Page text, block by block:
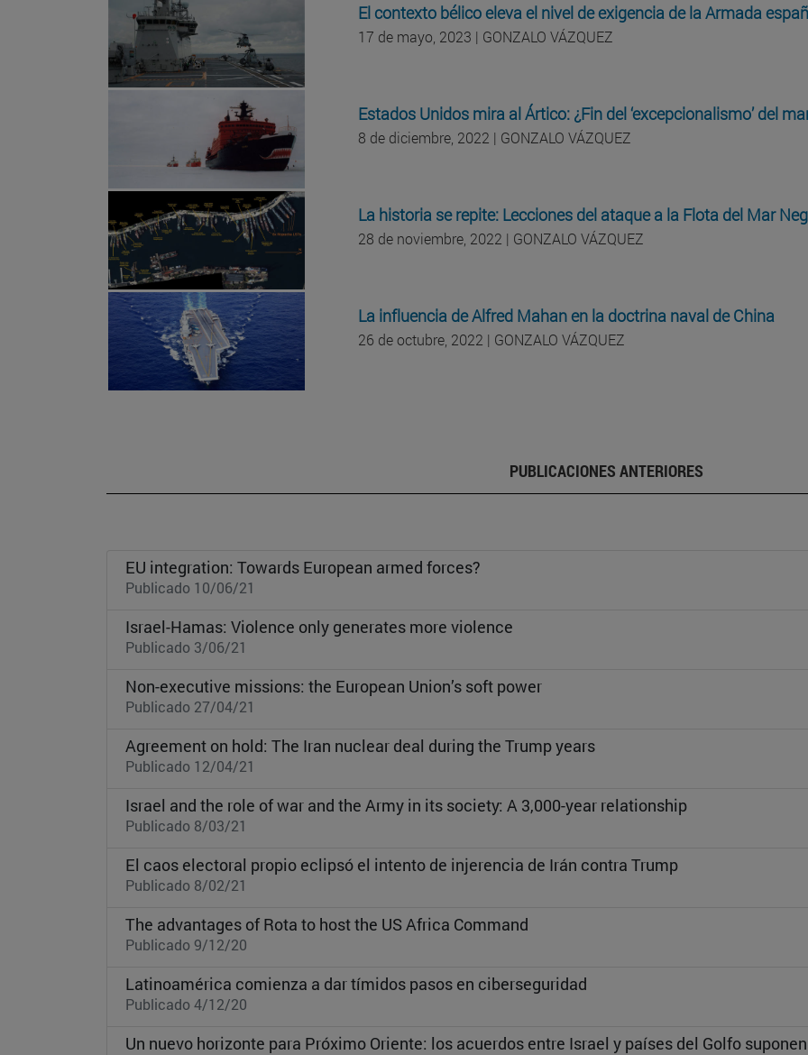
El contexto bélico eleva el nivel de exigencia de la Armada
17 de mayo, 2023 | GONZALO VÁZQUEZ
Estados Unidos mira al Ártico: ¿Fin del ‘excepcionalismo’ del
8 de diciembre, 2022 | GONZALO VÁZQUEZ
La historia se repite: Lecciones del ataque a la Flota del Mar
28 de noviembre, 2022 | GONZALO VÁZQUEZ
La influencia de Alfred Mahan en la doctrina naval de China
26 de octubre, 2022 | GONZALO VÁZQUEZ
PUBLICACIONES ANTERIORES
EU integration: Towards European armed forces?
Publicado 10/06/21
Israel-Hamas: Violence only generates more violence
Publicado 3/06/21
Non-executive missions: the European Union’s soft power
Publicado 27/04/21
Agreement on hold: The Iran nuclear deal during the Trump years
Publicado 12/04/21
Israel and the role of war and the Army in its society: A 3,000-year relationship
Publicado 8/03/21
El caos electoral propio eclipsó el intento de injerencia de Irán contra Trump
Publicado 8/02/21
The advantages of Rota to host the US Africa Command
Publicado 9/12/20
Latinoamérica comienza a dar tímidos pasos en ciberseguridad
Publicado 4/12/20
Un nuevo horizonte para Próximo Oriente: los acuerdos entre Israel y países del Golfo